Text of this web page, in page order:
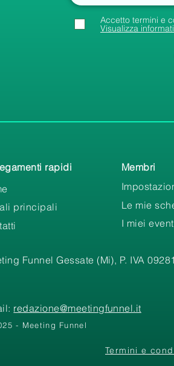
Accetto termini e
Visualizza
rapidi
principali
Membri
Le mie
I miei
Funnel Gessate (Mi), P. IVA
redazione@meetingfunnel.it
- Meeting Funnel
Termini e